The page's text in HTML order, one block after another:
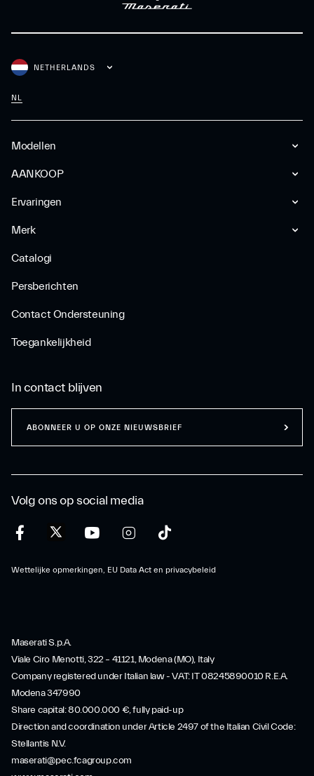
Modellen
AANKOOP
Ervaringen
Merk
Catalogi
Persberichten
Contact Ondersteuning
Toegankelijkheid
NETHERLANDS
NL
Volg ons op social media
Wettelijke opmerkingen, EU Data Act en privacybeleid
In contact blijven
ABONNEER U OP ONZE NIEUWSBRIEF
Maserati S.p.A.
Viale Ciro Menotti, 322 – 41121, Modena (MO), Italy
Company registered under Italian law - VAT: IT 08245890010 R.E.A.
Modena 347990
Share capital: 80.000.000 €, fully paid-up
Direction and coordination under Article 2497 of the Italian Civil Code:
Stellantis N.V.
maserati@pec.fcagroup.com